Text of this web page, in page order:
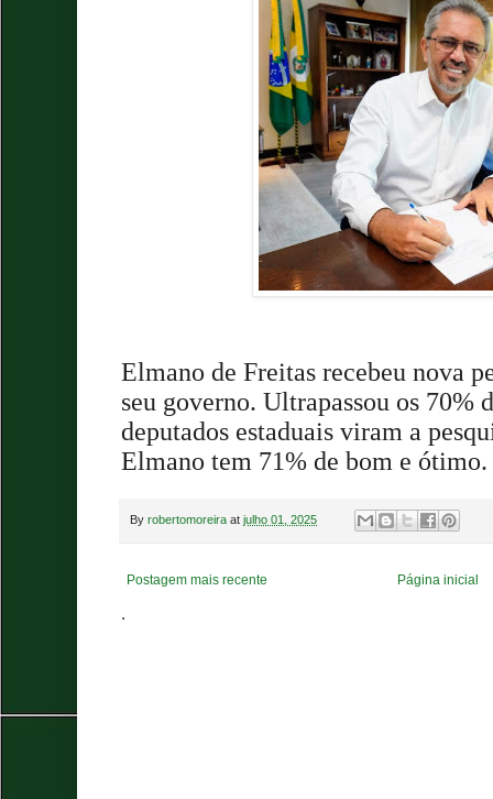
Elmano de Freitas recebeu nova
seu governo. Ultrapassou os 70%
deputados estaduais viram a
Elmano tem 71% de bom e ótimo.
By robertomoreira at julho 01, 2025
Postagem mais recente Página inicial
.